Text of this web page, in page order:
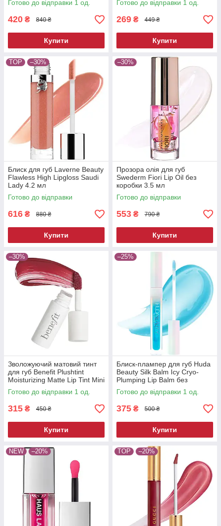
Готово до відправки 1 од.
420 ₴ 840 ₴
Купити
Готово до відправки 1 од.
269 ₴ 449 ₴
Купити
TOP –30%
Блиск для губ Laverne Beauty
Flawless High Lipgloss Saudi
Lady 4.2 мл
Готово до відправки
616 ₴ 880 ₴
Купити
–30%
Прозора олія для губ
Swederm Fiori Lip Oil без
коробки 3.5 мл
Готово до відправки
553 ₴ 790 ₴
Купити
–30%
Зволожуючий матовий тинт
для губ Benefit Plushtint
Moisturizing Matte Lip Tint Mini
26 Quilty Pleasure 2 мл
Готово до відправки 1 од.
315 ₴ 450 ₴
Купити
–25%
Блиск-плампер для губ Huda
Beauty Silk Balm Icy Cryo-
Plumping Lip Balm без
коробки 3.9 мл
Готово до відправки 1 од.
375 ₴ 500 ₴
Купити
NEW –20% TOP –20%